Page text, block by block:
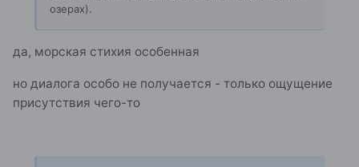
озерах).
да, морская стихия особенная
но диалога особо не получается - только ощущение
присутствия чего-то